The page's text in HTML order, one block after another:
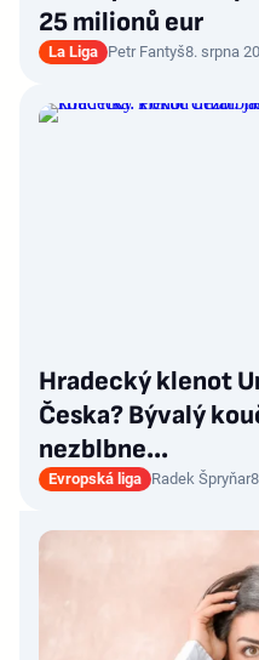
25 milionů eur
La Liga Petr Fantyš8. srpna
Hradecký klenot
Česka? Bývalý
nezblbne...
Evropská liga Radek Špryňar